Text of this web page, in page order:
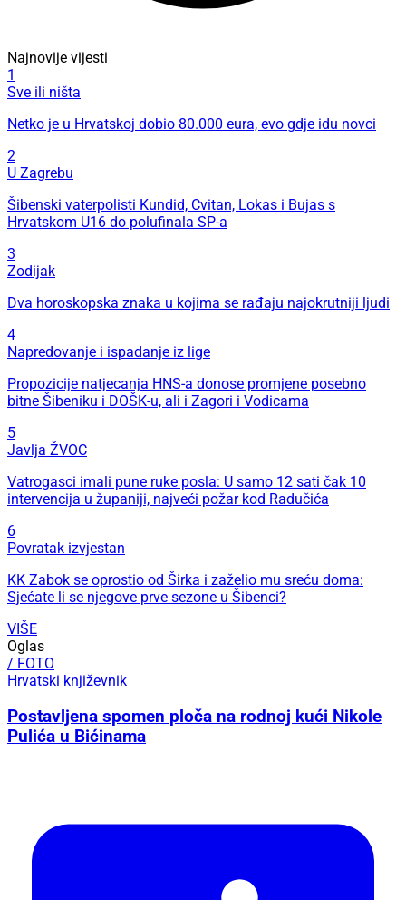
Najnovije vijesti
1
Sve ili ništa
Netko je u Hrvatskoj dobio 80.000 eura, evo gdje idu novci
2
U Zagrebu
Šibenski vaterpolisti Kundid, Cvitan, Lokas i Bujas s
Hrvatskom U16 do polufinala SP-a
3
Zodijak
Dva horoskopska znaka u kojima se rađaju najokrutniji ljudi
4
Napredovanje i ispadanje iz lige
Propozicije natjecanja HNS-a donose promjene posebno
bitne Šibeniku i DOŠK-u, ali i Zagori i Vodicama
5
Javlja ŽVOC
Vatrogasci imali pune ruke posla: U samo 12 sati čak 10
intervencija u županiji, najveći požar kod Radučića
6
Povratak izvjestan
KK Zabok se oprostio od Širka i zaželio mu sreću doma:
Sjećate li se njegove prve sezone u Šibenci?
VIŠE
Oglas
/ FOTO
Hrvatski književnik
Postavljena spomen ploča na rodnoj kući Nikole
Pulića u Bićinama